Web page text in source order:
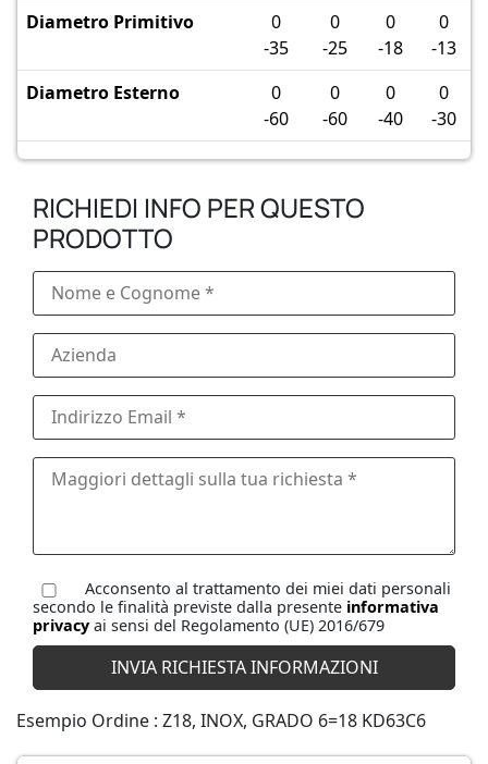
Diametro Primitivo
0
-35
0
-25
0
-18
0
-13
Diametro Esterno
0
-60
0
-60
0
-40
0
-30
RICHIEDI INFO PER QUESTO
PRODOTTO
Acconsento al trattamento dei miei dati personali
secondo le finalità previste dalla presente informativa
privacy ai sensi del Regolamento (UE) 2016/679
Esempio Ordine : Z18, INOX, GRADO 6=18 KD63C6